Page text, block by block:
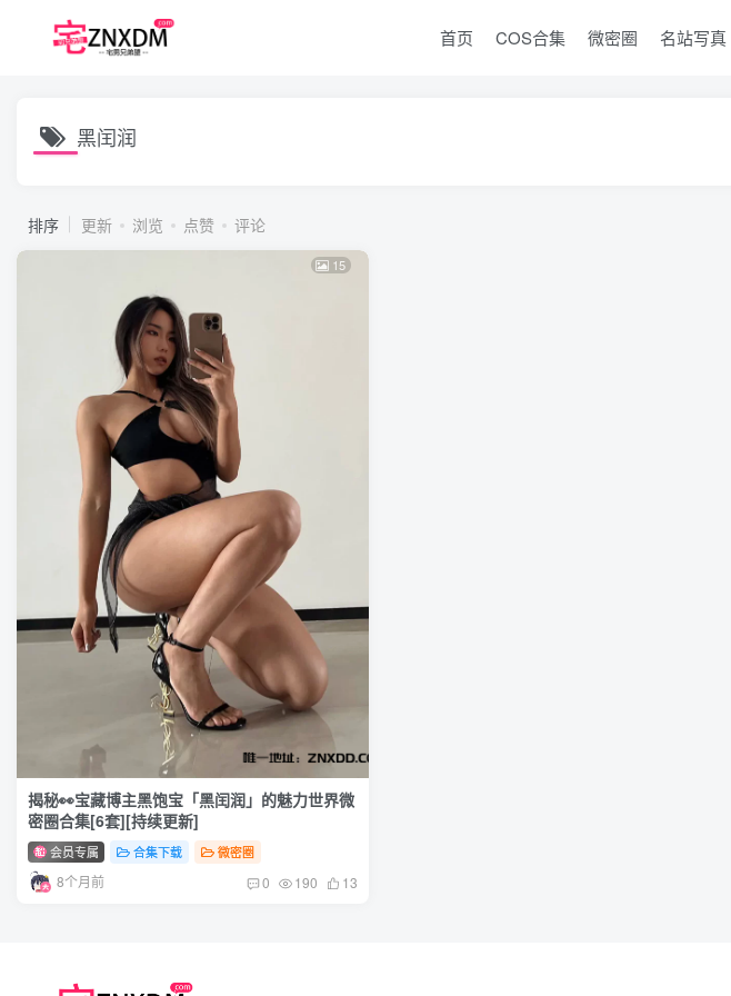
首页 COS合集 微密圈 名站写真
黑闰润
排序 更新 浏览 点赞 评论
15
揭秘👀宝藏博主黑饱宝「黑闰润」的魅力世界微
密圈合集[6套][持续更新]
会员专属 合集下载 微密圈
8个月前 0 190 13